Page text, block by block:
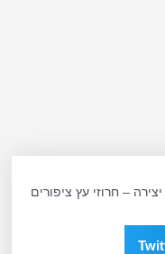
– חרוזי עץ ציפורים